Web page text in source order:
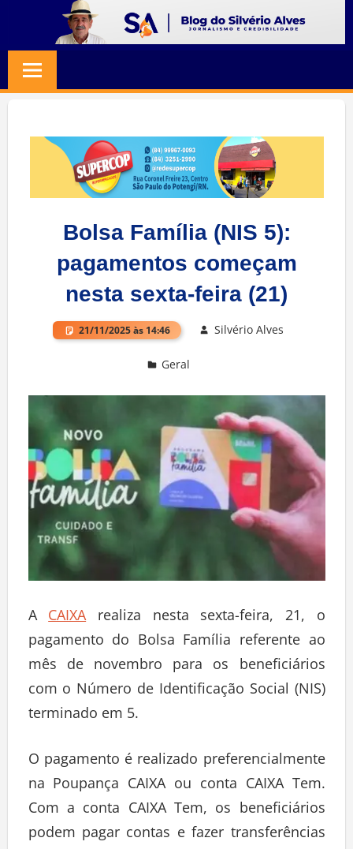
content
SILVERIO
ALVES
Jornalismo
Credibilidade
Bolsa Família (NIS 5):
pagamentos começam
nesta sexta-feira (21)
21/11/2025 às 14:46 Silvério Alves
Geral
ACAIXArealiza nesta sexta-feira, 21, o
pagamento do Bolsa Família referente ao
mês de novembro para os beneficiários
com o Número de Identificação Social (NIS)
terminado em 5.
O pagamento é realizado preferencialmente
na Poupança CAIXA ou conta CAIXA Tem.
Com a conta CAIXA Tem, os beneficiários
podem pagar contas e fazer transferências